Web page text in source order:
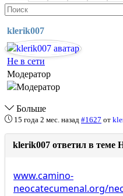
klerik007
Не в сети
Модератор
Больше
15 года 2 мес. назад #1627 от
klerik007 ответил в теме
www.camino-
neocatecumenal.org/